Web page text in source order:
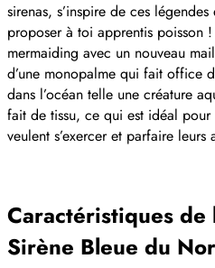
sirenas, s’inspire de ces
proposer à toi apprentis poisson
mermaiding avec un nouveau
d’une monopalme qui fait office
dans l’océan telle une créature
fait de tissu, ce qui est idéal
veulent s’exercer et parfaire leurs
Caractéristiques de
Sirène Bleue du